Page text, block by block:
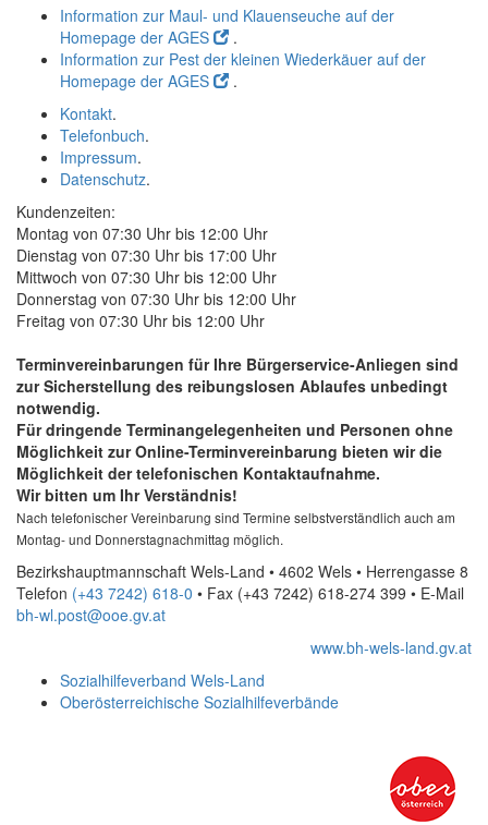
Information zur Maul- und Klauenseuche auf der
Homepage der AGES
.
Information zur Pest der kleinen Wiederkäuer auf der
Homepage der AGES
.
Kontakt.
Telefonbuch.
Impressum.
Datenschutz.
Kundenzeiten:
Montag von 07:30 Uhr bis 12:00 Uhr
Dienstag von 07:30 Uhr bis 17:00 Uhr
Mittwoch von 07:30 Uhr bis 12:00 Uhr
Donnerstag von 07:30 Uhr bis 12:00 Uhr
Freitag von 07:30 Uhr bis 12:00 Uhr
Terminvereinbarungen für Ihre Bürgerservice-Anliegen sind
zur Sicherstellung des reibungslosen Ablaufes unbedingt
notwendig.
Für dringende Terminangelegenheiten und Personen ohne
Möglichkeit zurOnline-Terminvereinbarung bieten wir die
Möglichkeit der telefonischen Kontaktaufnahme.
Wir bitten um Ihr Verständnis!
Nach telefonischer Vereinbarung sind Termine selbstverständlich auch am
Montag- und Donnerstagnachmittag möglich.
Bezirkshauptmannschaft Wels-Land • 4602 Wels • Herrengasse 8
Telefon (+43 7242) 618-0 • Fax (+43 7242) 618-274 399 • E-Mail
bh-wl.post@ooe.gv.at
www.bh-wels-land.gv.at
Sozialhilfeverband Wels-Land
Oberösterreichische Sozialhilfeverbände